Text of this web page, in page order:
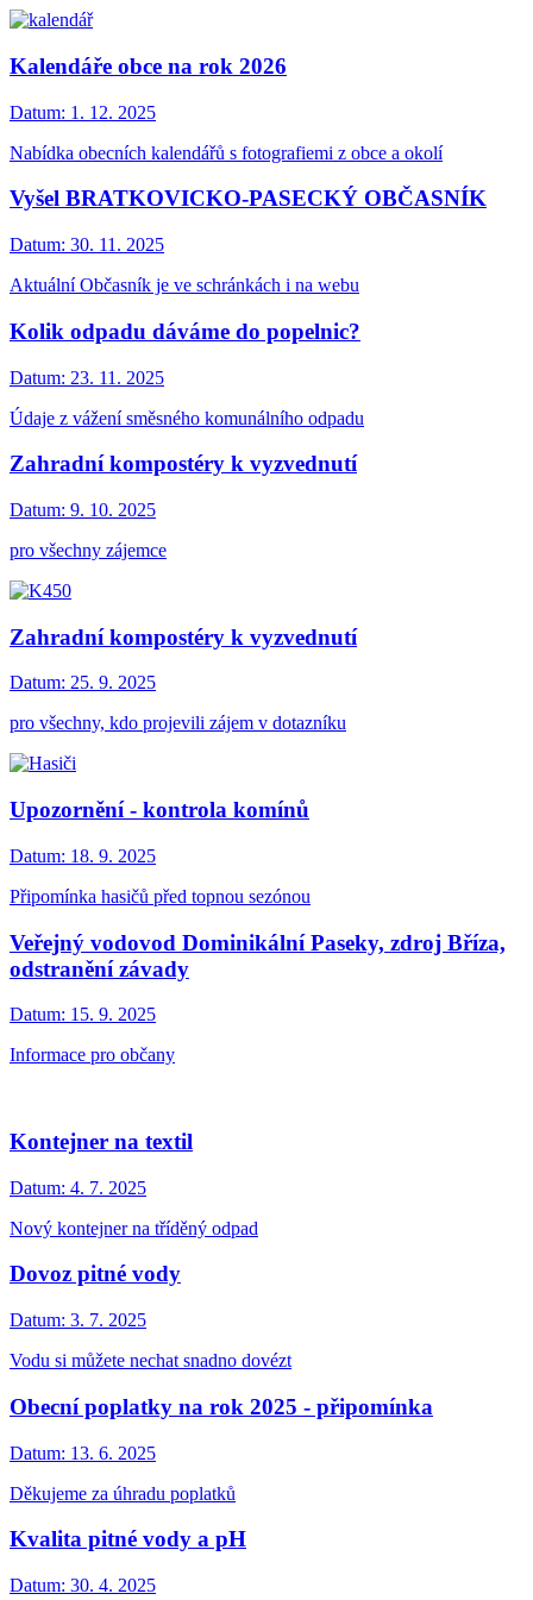
Kalendáře obce na rok 2026
Datum: 1. 12. 2025
Nabídka obecních kalendářů s fotografiemi z obce a okolí
Vyšel BRATKOVICKO-PASECKÝ OBČASNÍK
Datum: 30. 11. 2025
Aktuální Občasník je ve schránkách i na webu
Kolik odpadu dáváme do popelnic?
Datum: 23. 11. 2025
Údaje z vážení směsného komunálního odpadu
Zahradní kompostéry k vyzvednutí
Datum: 9. 10. 2025
pro všechny zájemce
Zahradní kompostéry k vyzvednutí
Datum: 25. 9. 2025
pro všechny, kdo projevili zájem v dotazníku
Upozornění - kontrola komínů
Datum: 18. 9. 2025
Připomínka hasičů před topnou sezónou
Veřejný vodovod Dominikální Paseky, zdroj Bříza,
odstranění závady
Datum: 15. 9. 2025
Informace pro občany
Kontejner na textil
Datum: 4. 7. 2025
Nový kontejner na tříděný odpad
Dovoz pitné vody
Datum: 3. 7. 2025
Vodu si můžete nechat snadno dovézt
Obecní poplatky na rok 2025 - připomínka
Datum: 13. 6. 2025
Děkujeme za úhradu poplatků
Kvalita pitné vody a pH
Datum: 30. 4. 2025